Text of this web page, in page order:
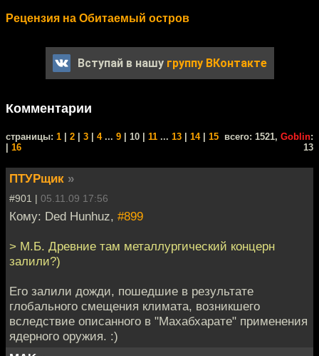
Рецензия на Обитаемый остров
Вступай в нашу группу ВКонтакте
Комментарии
cтраницы: 1 2 3 4... 9 | 10 | 11 ... 13 14| 15
16
всего: 1521, Goblin:
13
ПТУРщик »
#901 | 05.11.09 17:56
Кому: Ded Hunhuz, #899
> М.Б. Древние там металлургический концерн
залили?)
Его залили дожди, пошедшие в результате
глобального смещения климата, возникшего
вследствие описанного в "Махабхарате" применения
ядерного оружия. :)